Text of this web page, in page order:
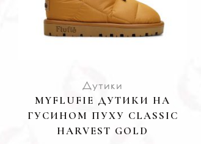
Дутики
MYFLUFIE ДУТИКИ НА
ГУСИНОМ ПУХУ CLASSIC
HARVEST GOLD